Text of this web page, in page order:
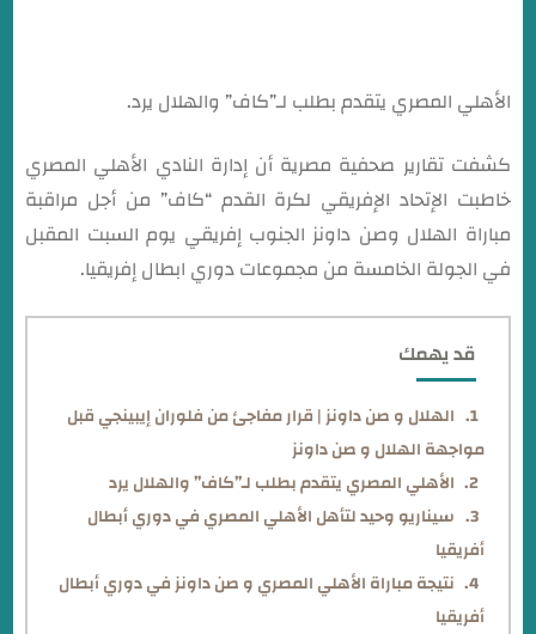
الأهلي المصري يتقدم بطلب لـ”كاف” والهلال يرد.
كشفت تقارير صحفية مصرية أن إدارة النادي الأهلي المصري
خاطبت الإتحاد الإفريقي لكرة القدم “كاف” من أجل مراقبة
مباراة الهلال وصن داونز الجنوب إفريقي يوم السبت المقبل
في الجولة الخامسة من مجموعات دوري ابطال إفريقيا.
قد يهمك
الهلال و صن داونز | قرار مفاجئ من فلوران إيبينجي قبل
مواجهة الهلال و صن داونز
الأهلي المصري يتقدم بطلب لـ”كاف” والهلال يرد
سيناريو وحيد لتأهل الأهلي المصري في دوري أبطال
أفريقيا
نتيجة مباراة الأهلي المصري و صن داونز في دوري أبطال
أفريقيا